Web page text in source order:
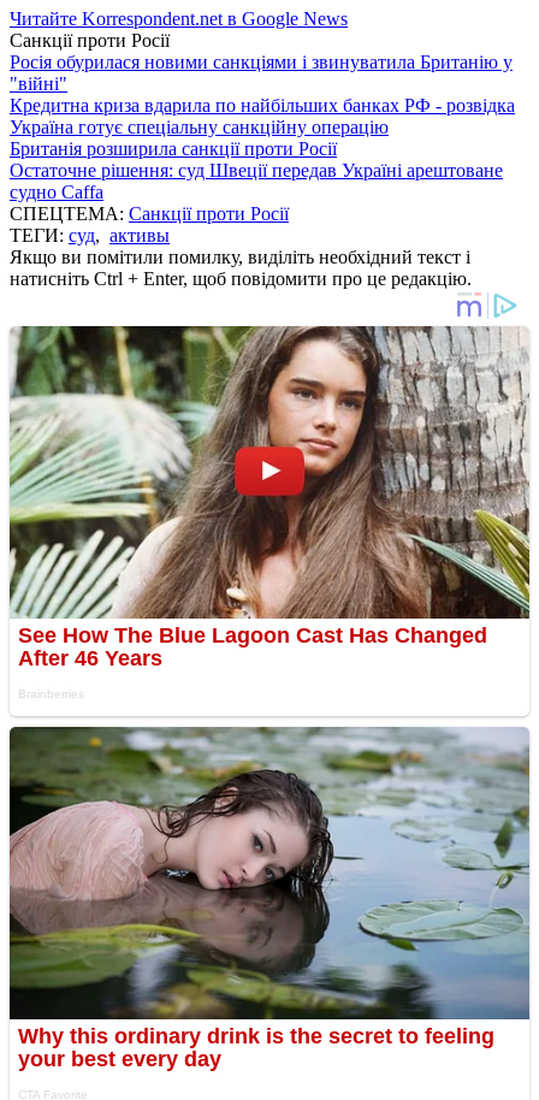
Читайте Korrespondent.net в Google News
Санкції проти Росії
Росія обурилася новими санкціями і звинуватила Британію у
"війні"
Кредитна криза вдарила по найбільших банках РФ - розвідка
Україна готує спеціальну санкційну операцію
Британія розширила санкції проти Росії
Остаточне рішення: суд Швеції передав Україні арештоване
судно Caffa
СПЕЦТЕМА: Санкції проти Росії
ТЕГИ: суд, активы
Якщо ви помітили помилку, виділіть необхідний текст і
натисніть Ctrl + Enter, щоб повідомити про це редакцію.